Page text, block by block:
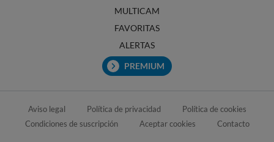
MULTICAM
FAVORITAS
ALERTAS
PREMIUM
Aviso legal Política de privacidad
Política de cookies
Condiciones de suscripción
Aceptar cookies Contacto